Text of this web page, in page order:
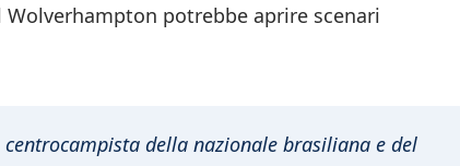
potrebbe aprire scenari
della nazionale brasiliana e del